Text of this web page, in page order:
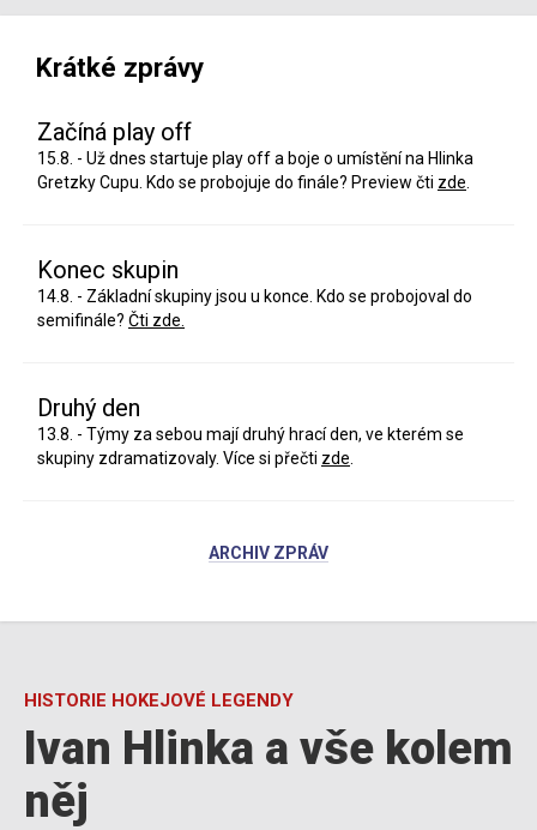
Krátké zprávy
Začíná play off
15.8. - Už dnes startuje play off a boje o umístění na Hlinka
Gretzky Cupu. Kdo se probojuje do finále? Preview čti zde.
Konec skupin
14.8. - Základní skupiny jsou u konce. Kdo se probojoval do
semifinále? Čti zde.
Druhý den
13.8. - Týmy za sebou mají druhý hrací den, ve kterém se
skupiny zdramatizovaly. Více si přečti zde.
ARCHIV ZPRÁV
HISTORIE HOKEJOVÉ LEGENDY
Ivan Hlinka a vše kolem
něj